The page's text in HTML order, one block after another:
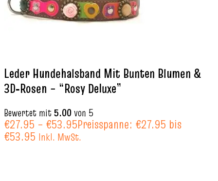
Leder Hundehalsband Mit Bunten Blumen &
3D‑Rosen – “Rosy Deluxe”
Bewertet mit5.00von 5
€27.95 – €53.95Preisspanne: €27.95 bis
€53.95 Inkl. MwSt.